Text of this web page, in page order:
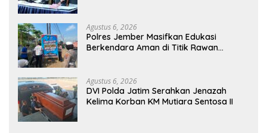
Agustus 6, 2026
Polres Jember Masifkan Edukasi
Berkendara Aman di Titik Rawan
Agustus 6, 2026
DVI Polda Jatim Serahkan Jenazah
Kelima Korban KM Mutiara Sentosa II